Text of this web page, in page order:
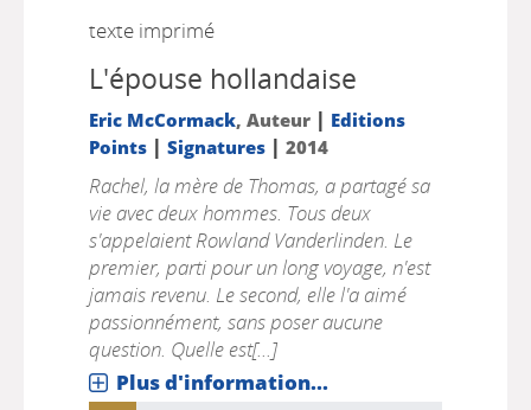
texte imprimé
L'épouse hollandaise
Eric McCormack, Auteur | Editions
Points| Signatures| 2014
Rachel, la mère de Thomas, a partagé sa
vie avec deux hommes. Tous deux
s'appelaient Rowland Vanderlinden. Le
premier, parti pour un long voyage, n'est
jamais revenu. Le second, elle l'a aimé
passionnément, sans poser aucune
question. Quelle est[...]
Plus d'information...